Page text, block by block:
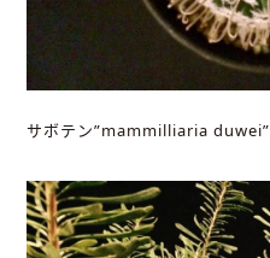
サボテン”mammilliaria duwei”